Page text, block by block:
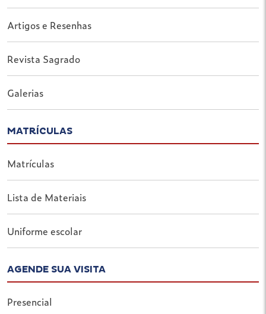
Artigos e Resenhas
Revista Sagrado
Galerias
MATRÍCULAS
Matrículas
Lista de Materiais
Uniforme escolar
AGENDE SUA VISITA
Presencial